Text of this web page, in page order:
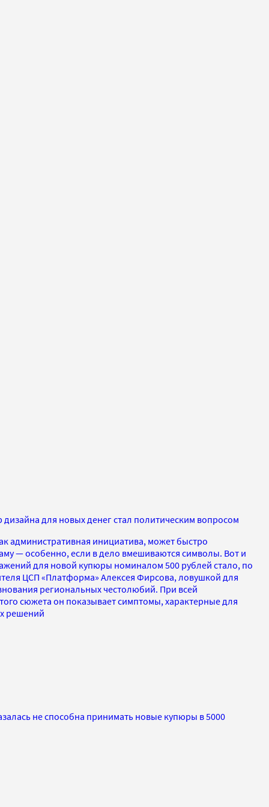
дизайна для новых денег стал политическим вопросом
административная инициатива, может быстро
— особенно, если в дело вмешиваются символы. Вот и
для новой купюры номиналом 500 рублей стало, по
ЦСП «Платформа» Алексея Фирсова, ловушкой для
региональных честолюбий. При всей
сюжета он показывает симптомы, характерные для
решений
не способна принимать новые купюры в 5000